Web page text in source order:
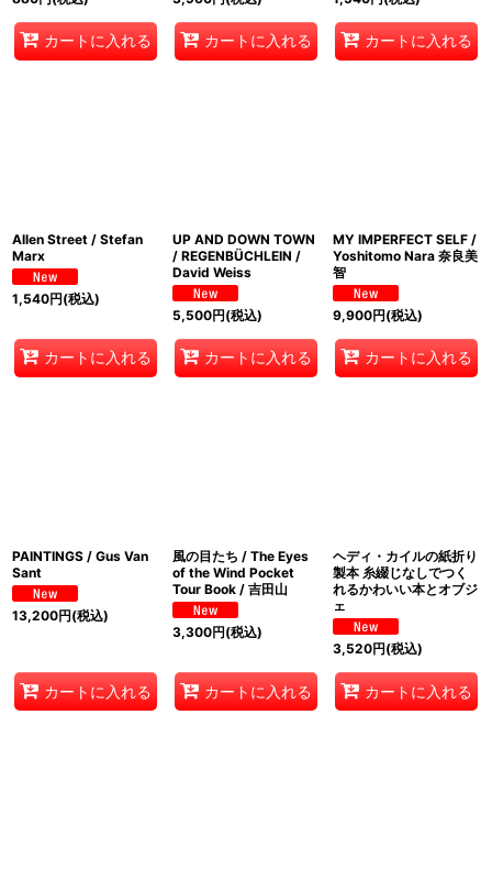
カートに入れる カートに入れる カートに入れる
Allen Street / Stefan
Marx
1,540円(税込)
カートに入れる
UP AND DOWN TOWN
/ REGENBÜCHLEIN /
David Weiss
5,500円(税込)
カートに入れる
MY IMPERFECT SELF /
Yoshitomo Nara 奈良美
智
9,900円(税込)
カートに入れる
PAINTINGS / Gus Van
Sant
13,200円(税込)
カートに入れる
風の目たち / The Eyes
of the Wind Pocket
Tour Book / 吉田山
3,300円(税込)
カートに入れる
ヘディ・カイルの紙折り
製本 糸綴じなしでつく
れるかわいい本とオブジ
ェ
3,520円(税込)
カートに入れる